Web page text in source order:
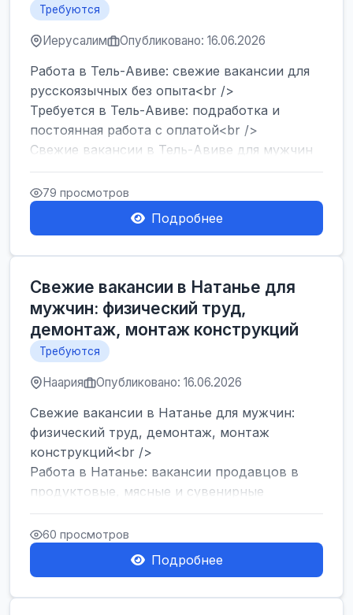
Требуются
Иерусалим Опубликовано: 16.06.2026
Работа в Тель-Авиве: свежие вакансии для
русскоязычных без опыта<br />
Требуется в Тель-Авиве: подработка и
постоянная работа с оплатой<br />
Свежие вакансии в Тель-Авиве для мужчин
и женщин от хозя...
79 просмотров
Подробнее
Свежие вакансии в Натанье для
мужчин: физический труд,
демонтаж, монтаж конструкций
Требуются
Наария Опубликовано: 16.06.2026
Свежие вакансии в Натанье для мужчин:
физический труд, демонтаж, монтаж
конструкций<br />
Работа в Натанье: вакансии продавцов в
продуктовые, мясные и сувенирные
лавки<br />
Разнорабочий на сборку м...
60 просмотров
Подробнее